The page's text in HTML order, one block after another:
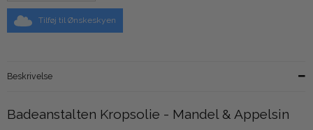
Tilføj til Ønskeskyen
Beskrivelse
Badeanstalten Kropsolie - Mandel & Appelsin